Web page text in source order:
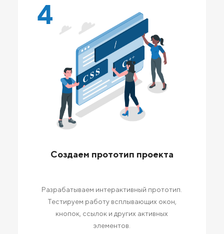
4
Создаем прототип проекта
Разрабатываем интерактивный прототип.
Тестируем работу всплывающих окон,
кнопок, ссылок и других активных
элементов.